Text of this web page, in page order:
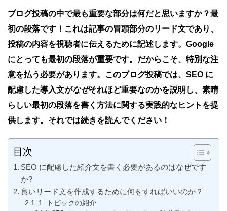
ブログ投稿の中で最も重要な部分は何だと思いますか？最
初の段落です！これは記事の冒頭部分のリード文であり、
投稿の内容を視聴者に伝えるために記述します。Google
にとっても最初の段落が重要です。だからこそ、特別な注
意を払う必要があります。このブログ投稿では、SEO に
配慮した導入文がなぜそれほど重要なのかを説明し、素晴
らしい最初の段落を書く方法に関する実践的なヒントを提
供します。それでは続きを読んでください！
目次
SEO に配慮した紹介文を書く必要があるのはなぜです
か?
良いリード文を作成するために何をすればいいのか？
1. トピックの紹介